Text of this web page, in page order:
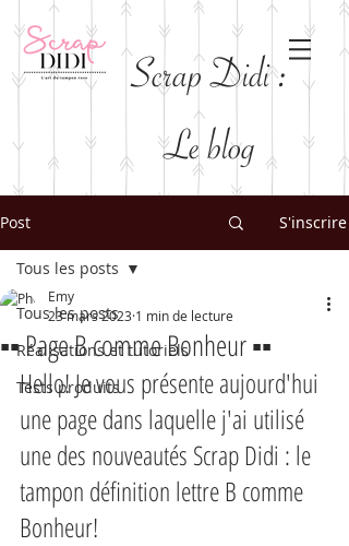
Scrap Didi :
Le blog
Post S'inscrire
Tous les posts
Réalisations et tutoriels
Tests produits
Tous les posts
▪︎▪︎ Page B comme Bonheur ▪︎▪︎
Emy
23 mars 2023 1 min de lecture
Hello! Je vous présente aujourd'hui
une page dans laquelle j'ai utilisé
une des nouveautés Scrap Didi : le
tampon définition lettre B comme
Bonheur!